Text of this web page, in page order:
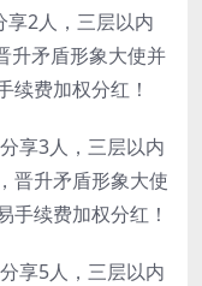
享2人，三层以内
升矛盾形象大使并
续费加权分红！
享3人，三层以内
晋升矛盾形象大使
手续费加权分红！
享5人，三层以内